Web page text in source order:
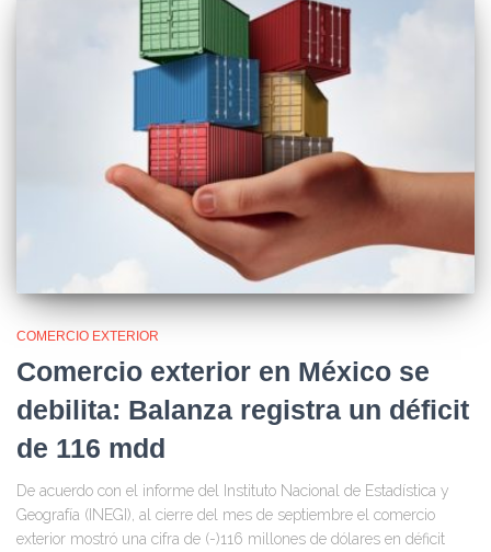
COMERCIO EXTERIOR
Comercio exterior en México se
debilita: Balanza registra un déficit
de 116 mdd
De acuerdo con el informe del Instituto Nacional de Estadística y
Geografía (INEGI), al cierre del mes de septiembre el comercio
exterior mostró una cifra de (-)116 millones de dólares en déficit